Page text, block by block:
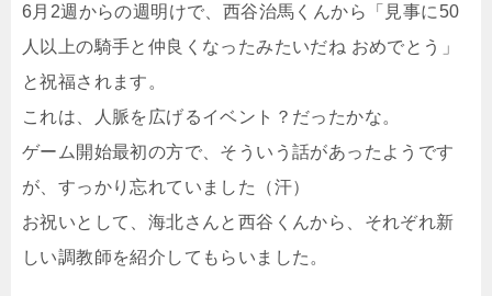
6月2週からの週明けで、西谷治馬くんから「見事に50
人以上の騎手と仲良くなったみたいだね おめでとう」
と祝福されます。
これは、人脈を広げるイベント？だったかな。
ゲーム開始最初の方で、そういう話があったようです
が、すっかり忘れていました（汗）
お祝いとして、海北さんと西谷くんから、それぞれ新
しい調教師を紹介してもらいました。